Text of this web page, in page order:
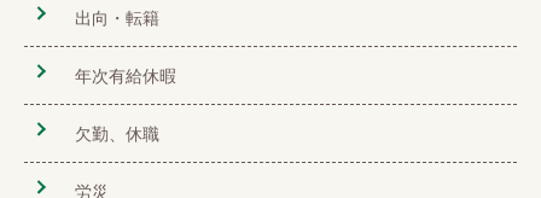
出向・転籍
年次有給休暇
欠勤、休職
労災